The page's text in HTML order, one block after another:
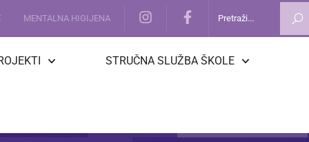
MENTALNA HIGIJENA
STRUČNA SLUŽBA ŠKOLE